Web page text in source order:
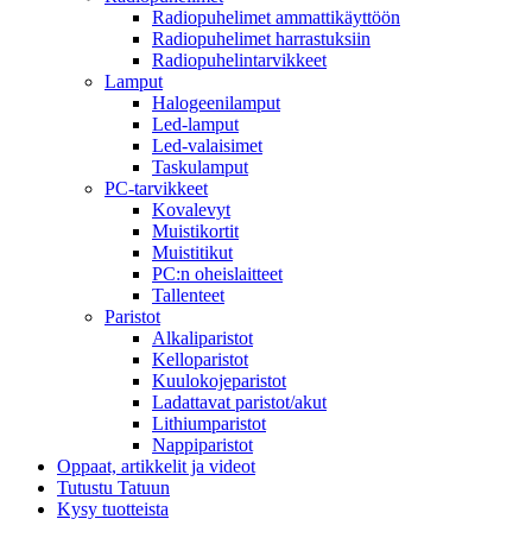
Radiopuhelimet ammattikäyttöön
Radiopuhelimet harrastuksiin
Radiopuhelintarvikkeet
Lamput
Halogeenilamput
Led-lamput
Led-valaisimet
Taskulamput
PC-tarvikkeet
Kovalevyt
Muistikortit
Muistitikut
PC:n oheislaitteet
Tallenteet
Paristot
Alkaliparistot
Kelloparistot
Kuulokojeparistot
Ladattavat paristot/akut
Lithiumparistot
Nappiparistot
Oppaat, artikkelit ja videot
Tutustu Tatuun
Kysy tuotteista